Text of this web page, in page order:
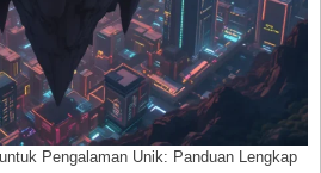
Pengalaman Unik: Panduan Lengkap